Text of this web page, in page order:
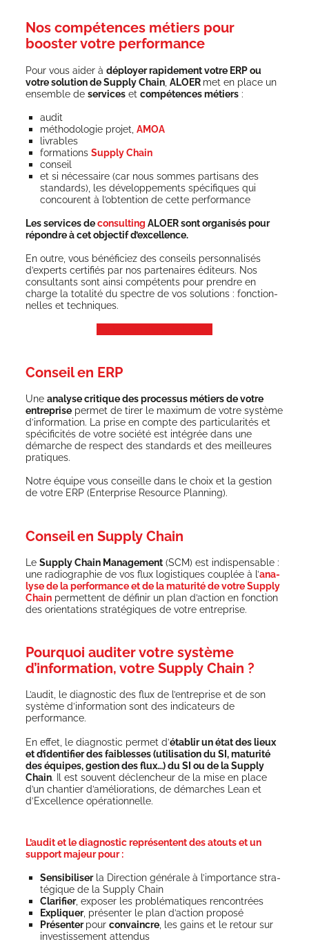
Nos compétences métiers pour
booster votre performance
Pour vous aider à déployer rapi­de­ment votre ERP ou
votre solu­tion de Sup­ply Chain, ALOER met en place un
ensemble de ser­viceset com­pé­tences métiers:
audit
métho­do­lo­gie pro­jet,AMOA
livrables
for­ma­tionsSup­ply Chain
conseil
et si néces­saire (car nous sommes par­ti­sans des
stan­dards), les déve­lop­pe­ments spé­ci­fiques qui
concourent à l’obtention de cette performance
Les ser­vices deconsul­ting ALOER sont orga­ni­sés pour
répondre à cet objec­tif d’excellence.
En outre, vous béné­fi­ciez des conseils per­son­na­li­sés
d’experts cer­ti­fiés par nos par­te­naires édi­teurs. Nos
consul­tants sont ain­si com­pé­tents pour prendre en
charge la tota­li­té du spectre de vos solu­tions : fonc­tion­
nelles et techniques.
Conseil en ERP
Une ana­lyse cri­tique des pro­ces­sus métiers de votre
entre­priseper­met de tirer le maxi­mum de votre sys­tème
d’information. La prise en compte des par­ti­cu­la­ri­tés et
spé­ci­fi­ci­tés de votre socié­té est inté­grée dans une
démarche de res­pect des stan­dards et des meilleures
pratiques.
Notre équipe vous conseille dans le choix et la ges­tion
de votre ERP (Enter­prise Resource Planning).
Conseil en Supply Chain
Le Sup­ply Chain Mana­ge­ment(SCM) est indis­pen­sable :
une radio­gra­phie de vos flux logis­tiques cou­plée à l’ana­
lyse de la per­for­mance et de la matu­ri­té de votre Sup­ply
Chainper­mettent de défi­nir un plan d’action en fonc­tion
des orien­ta­tions stra­té­giques de votre entreprise.
Pourquoi auditer votre système
d’information, votre Supply Chain ?
L’audit, le diag­nos­tic des flux de l’entreprise et de son
sys­tème d’information sont des indi­ca­teurs de
performance.
En effet, le diag­nos­tic per­met d’éta­blir un état des lieux
et d’identifier des fai­blesses (uti­li­sa­tion du SI, matu­ri­té
des équipes, ges­tion des flux…) du SI ou de la Sup­ply
Chain. Il est sou­vent déclen­cheur de la mise en place
d’un chan­tier d’améliorations, de démarches Lean et
d’Excellence opérationnelle.
L’audit et le diagnostic représentent des atouts et un
support majeur pour :
Sen­si­bi­li­serla Direc­tion géné­rale à l’importance stra­
té­gique de la Sup­ply Chain
Cla­ri­fier, expo­ser les pro­blé­ma­tiques rencontrées
Expli­quer, pré­sen­ter le plan d’action proposé
Pré­sen­terpourconvaincre , les gains et le retour sur
inves­tis­se­ment attendus